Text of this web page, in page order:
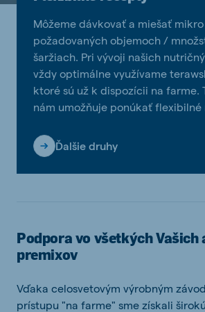
Môžeme dávkovať a miešať
požadovaných objemoch /
šaržiach. Pri vývoji našich
vždy optimálne využívame
ktoré sú už k dispozícii na farme.
nám umožňuje ponúkať flexibilné
Ďalšie druhy
Podpora vo všetkých
premixov
Vďaka celosvetovým výrobným
prístupu "na farme" sme získali